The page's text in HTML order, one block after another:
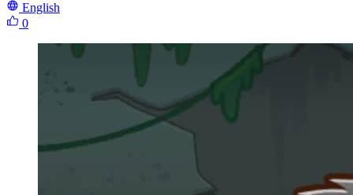
English
0